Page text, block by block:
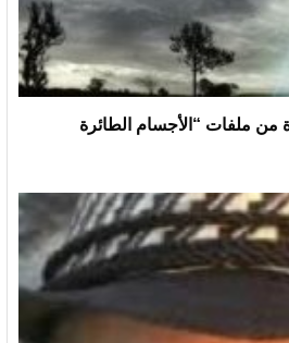
من ملفات “الأجسام الطائرة